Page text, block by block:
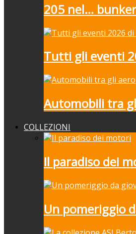
205 nel…
Tutti gli eventi
Automobili tra
COLLEZIONI
Il paradiso dei
Un pomeriggio